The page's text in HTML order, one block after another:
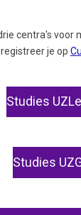
centra's
je op
Studies
Studies